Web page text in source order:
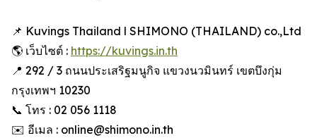
📌 Kuvings Thailand l SHIMONO (THAILAND) co.,Ltd
🌎 เว็บไซต์ : https://kuvings.in.th
📍 292 / 3 ถนนประเสริฐมนูกิจ แขวงนวมินทร์ เขตบึงกุ่ม
กรุงเทพฯ 10230
📞 โทร : 02 056 1118
✉️ อีเมล : online@shimono.in.th